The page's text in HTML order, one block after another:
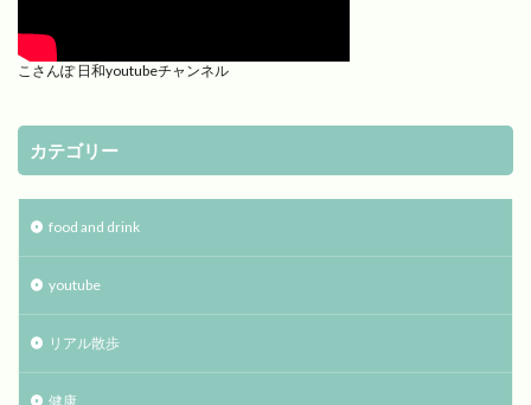
こさんぽ 日和youtubeチャンネル
カテゴリー
food and drink
youtube
リアル散歩
健康